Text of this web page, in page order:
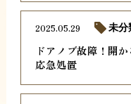
ドアノブ故障！開
応急処置
2025.05.29 未分